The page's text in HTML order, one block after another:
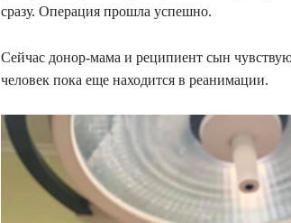
сразу. Операция прошла успешно.
Сейчас донор-мама и реципиент сын
человек пока еще находится в реанимации.